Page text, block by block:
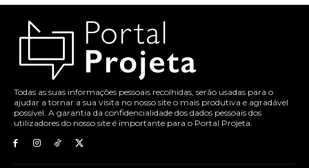
Todas as suas informações pessoais recolhidas, serão usadas para o
ajudar a tornar a sua visita no nosso site o mais produtiva e agradável
possível. A garantia da confidencialidade dos dados pessoais dos
utilizadores do nosso site é importante para o Portal Projeta.